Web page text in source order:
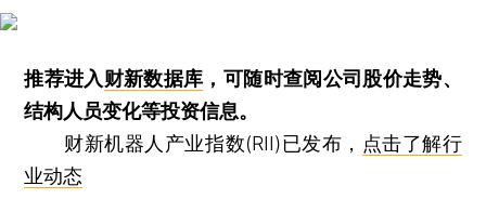
推荐进入财新数据库 ，可随时查阅公司股价走势、
结构人员变化等投资信息。
财新机器人产业指数(RII)已发布， 点击了解行
业动态